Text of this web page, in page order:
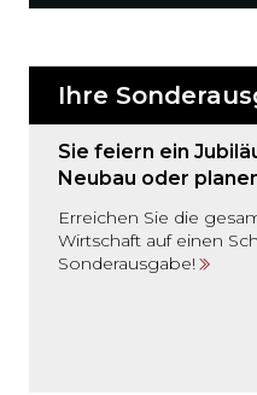
Ihre
Sie feiern ein
Neubau oder
Erreichen Sie die
Wirtschaft auf einen
Sonderausgabe!